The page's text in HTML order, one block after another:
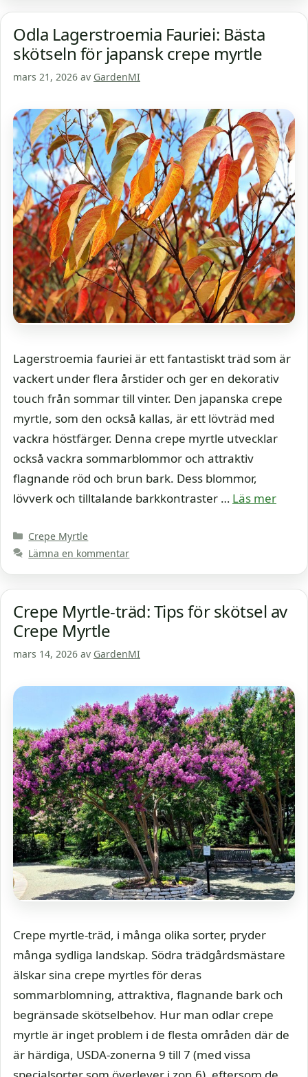
Odla Lagerstroemia Fauriei: Bästa
skötseln för japansk crepe myrtle
mars 21, 2026 av GardenMI
Lagerstroemia fauriei är ett fantastiskt träd som är
vackert under flera årstider och ger en dekorativ
touch från sommar till vinter. Den japanska crepe
myrtle, som den också kallas, är ett lövträd med
vackra höstfärger. Denna crepe myrtle utvecklar
också vackra sommarblommor och attraktiv
flagnande röd och brun bark. Dess blommor,
lövverk och tilltalande barkkontraster … Läs mer
Kategorier
Crepe Myrtle
Lämna en kommentar
Crepe Myrtle-träd: Tips för skötsel av
Crepe Myrtle
mars 14, 2026 av GardenMI
Crepe myrtle-träd, i många olika sorter, pryder
många sydliga landskap. Södra trädgårdsmästare
älskar sina crepe myrtles för deras
sommarblomning, attraktiva, flagnande bark och
begränsade skötselbehov. Hur man odlar crepe
myrtle är inget problem i de flesta områden där de
är härdiga, USDA-zonerna 9 till 7 (med vissa